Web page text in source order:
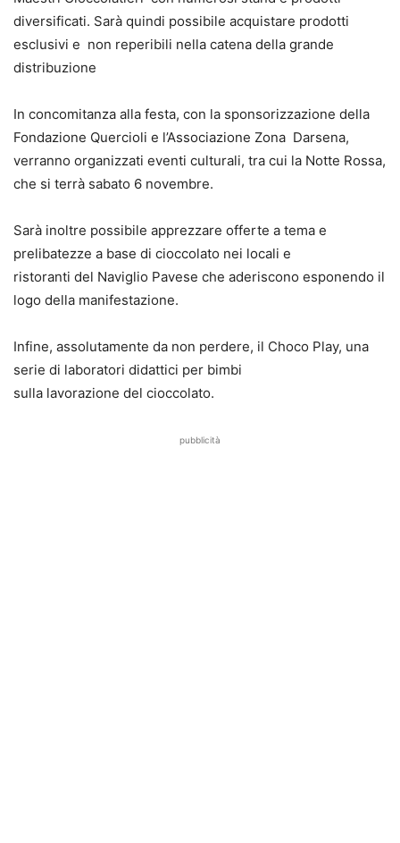
diversificati. Sarà quindi possibile acquistare prodotti
esclusivi e non reperibili nella catena della grande
distribuzione
In concomitanza alla festa, con la sponsorizzazione della
Fondazione Quercioli e l’Associazione Zona Darsena,
verranno organizzati eventi culturali, tra cui la Notte Rossa,
che si terrà sabato 6 novembre.
Sarà inoltre possibile apprezzare offerte a tema e
prelibatezze a base di cioccolato nei locali e
ristoranti del Naviglio Pavese che aderiscono esponendo il
logo della manifestazione.
Infine, assolutamente da non perdere, il Choco Play, una
serie di laboratori didattici per bimbi
sulla lavorazione del cioccolato.
pubblicità